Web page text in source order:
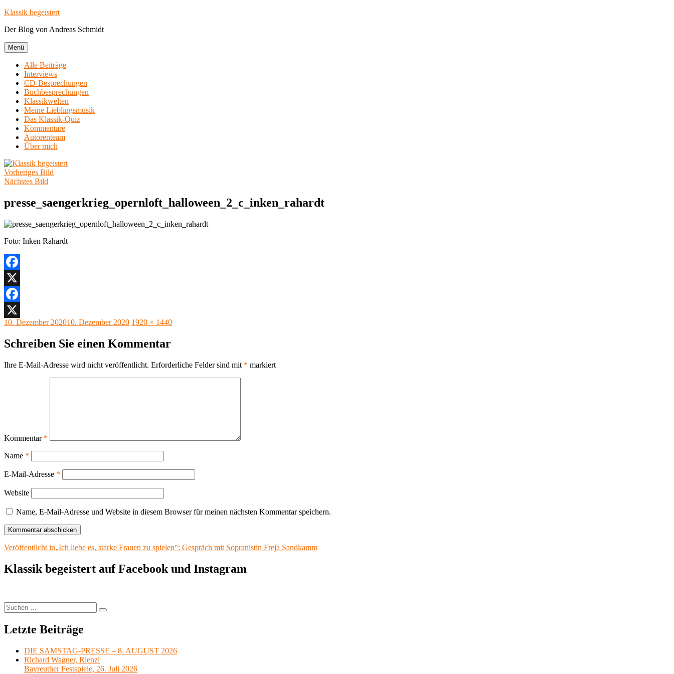
Zum
springen
Klassik begeistert
Der Blog von Andreas Schmidt
Menü
Alle Beiträge
Interviews
CD-Besprechungen
Buchbesprechungen
Klassikwelten
Meine Lieblingsmusik
Das Klassik-Quiz
Kommentare
Autorenteam
Über mich
Vorheriges Bild
Nächstes Bild
presse_saengerkrieg_opernloft_halloween_2_c_inken_rahardt
Foto: Inken Rahardt
Facebook
X
Facebook
X
Veröffentlicht
10. Dezember 202010. Dezember 2020 Originalgröße
1920 × 1440
Schreiben Sie einen Kommentar
Ihre E-Mail-Adresse wird nicht veröffentlicht. Erforderliche Felder sind mit * markiert
Kommentar *
Name *
E-Mail-Adresse *
Website
Name, E-Mail-Adresse und Website in diesem Browser für meinen nächsten Kommentar speichern.
Beitragsnavigation
Veröffentlicht in„Ich liebe es, starke Frauen zu spielen“: Gespräch mit Sopranistin Freja Sandkamm
Klassik begeistert auf Facebook und Instagram
Suchen
nach:
Suchen
Letzte Beiträge
DIE SAMSTAG-PRESSE – 8. AUGUST 2026
Richard Wagner, Rienzi
Bayreuther Festspiele, 26. Juli 2026